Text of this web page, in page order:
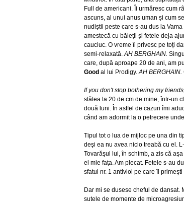
Full de americani. Îi urmăresc cum
ascuns, al unui anus uman și cum
nudiștii peste care s-au dus la
amestecă cu băieții și fetele deja
cauciuc. O vreme îi privesc pe toți
semi-relaxată.AH BERGHAIN.
care, după aproape 20 de ani, am
Good al lui Prodigy.AH BERGHAIN.
If you don't stop bothering my
stătea la 20 de cm de mine, într-un
două luni. În astfel de cazuri îmi
când am adormit la o petrecere
Tipul tot o lua de mijloc pe una din
deşi ea nu avea nicio treabă cu el.
Tovarăşul lui, în schimb, a zis că
el mie faţa. Am plecat. Fetele s-au
sfatul nr. 1 antiviol pe care îl
Dar mi se dusese cheful de dansat.
sutele de momente de